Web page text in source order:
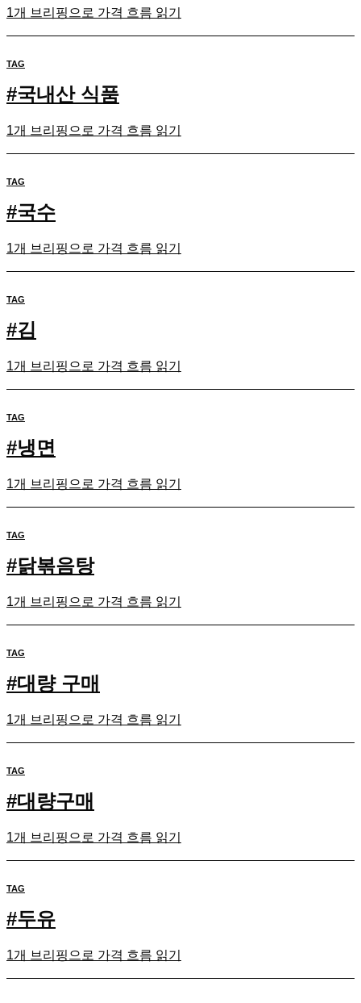
1개 브리핑으로 가격 흐름 읽기
TAG
#국내산 식품
1개 브리핑으로 가격 흐름 읽기
TAG
#국수
1개 브리핑으로 가격 흐름 읽기
TAG
#김
1개 브리핑으로 가격 흐름 읽기
TAG
#냉면
1개 브리핑으로 가격 흐름 읽기
TAG
#닭볶음탕
1개 브리핑으로 가격 흐름 읽기
TAG
#대량 구매
1개 브리핑으로 가격 흐름 읽기
TAG
#대량구매
1개 브리핑으로 가격 흐름 읽기
TAG
#두유
1개 브리핑으로 가격 흐름 읽기